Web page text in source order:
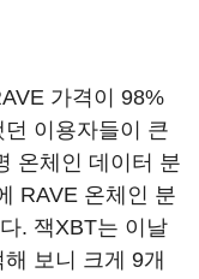
가격이 98%
이용자들이 큰
온체인 데이터 분
RAVE 온체인 분
. 잭XBT는 이날
보니 크게 9개